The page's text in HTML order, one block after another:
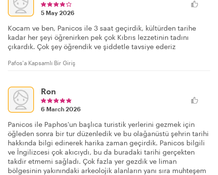
5 May 2026
Kocam ve ben, Panicos ile 3 saat geçirdik, kültürden tarihe
kadar her şeyi öğrenirken pek çok Kıbrıs lezzetinin tadını
çıkardık. Çok şey öğrendik ve şiddetle tavsiye ederiz
Pafos'a Kapsamlı Bir Giriş
Ron
6 March 2026
Panicos ile Paphos'un başlıca turistik yerlerini gezmek için
öğleden sonra bir tur düzenledik ve bu olağanüstü şehrin tarihi
hakkında bilgi edinerek harika zaman geçirdik. Panicos bilgili
ve İngilizcesi çok akıcıydı, bu da buradaki tarihi gerçekten
takdir etmemi sağladı. Çok fazla yer gezdik ve liman
bölgesinin yakınındaki arkeolojik alanların yanı sıra muhteşem